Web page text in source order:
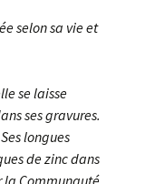
selon sa vie et
se laisse
ses gravures.
longues
de zinc dans
la Communauté